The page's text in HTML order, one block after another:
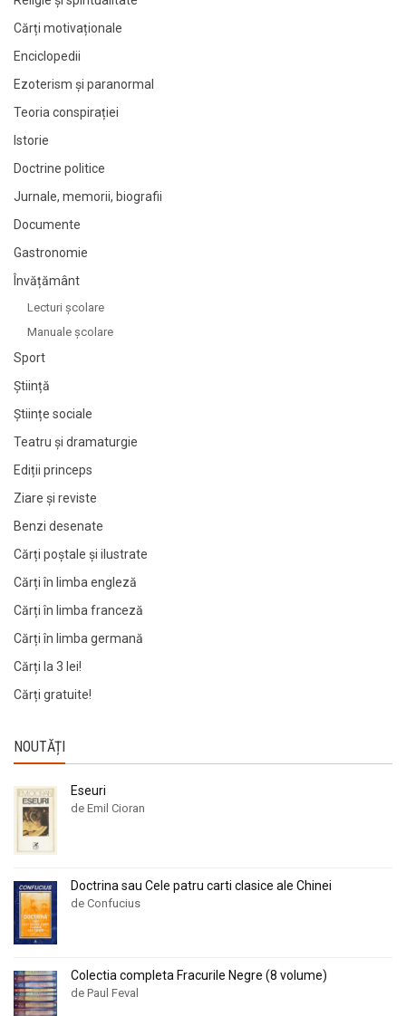
Cărți motivaționale
Enciclopedii
Ezoterism și paranormal
Teoria conspirației
Istorie
Doctrine politice
Jurnale, memorii, biografii
Documente
Gastronomie
Învățământ
Lecturi şcolare
Manuale şcolare
Sport
Știință
Științe sociale
Teatru și dramaturgie
Ediții princeps
Ziare şi reviste
Benzi desenate
Cărți poștale și ilustrate
Cărți în limba engleză
Cărți în limba franceză
Cărți în limba germană
Cărți la 3 lei!
Cărți gratuite!
NOUTĂȚI
Eseuri
de Emil Cioran
Doctrina sau Cele patru carti clasice ale Chinei
de Confucius
Colectia completa Fracurile Negre (8 volume)
de Paul Feval